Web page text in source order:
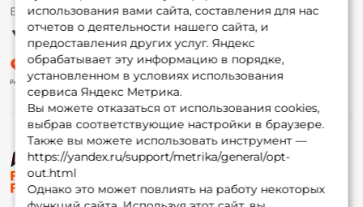
использования вами сайта, составления для нас
отчетов о деятельности нашего сайта, и
предоставления других услуг. Яндекс
обрабатывает эту информацию в порядке,
установленном в условиях использования
сервиса Яндекс Метрика.
Вы можете отказаться от использования cookies,
выбрав соответствующие настройки в браузере.
Также вы можете использовать инструмент —
https://yandex.ru/support/metrika/general/opt-
out.html
Однако это может повлиять на работу некоторых
© ФоксФишинг, 2009-2026
Партнерская программа
Ежедневно 10:00 до 20:00